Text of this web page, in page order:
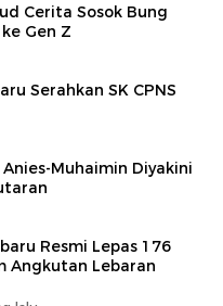
Cerita Sosok Bung
Gen Z
Serahkan SK CPNS
Muhaimin Diyakini
Resmi Lepas 176
Angkutan Lebaran